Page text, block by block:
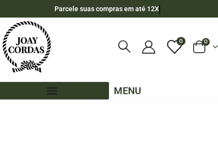
Parcele suas compras em até 12X
0 0
MENU